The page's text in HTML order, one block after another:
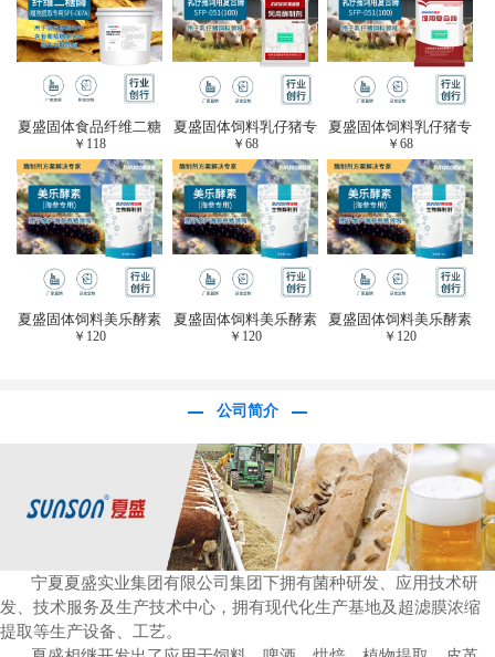
夏盛固体食品纤维二糖
酶(植物提取专用酶/用
于虎杖白藜芦醇提
取)FFG-0656
￥ 118
夏盛固体饲料乳仔猪专
用复合酶SFG-0932
￥ 68
夏盛固体饲料乳仔猪专
用复合酶SFG-0932
￥68
夏盛固体饲料美乐酵素
(水产海参海胆专
￥ 120
夏盛固体饲料美乐酵素
(水产海参海胆专
￥ 120
夏盛固体饲料美乐酵素
(水产海参海胆专
￥ 120
公司简介
宁夏夏盛实业集团有限公司集团下拥有菌种研发、应用技术研
发、技术服务及生产技术中心，拥有现代化生产基地及超滤膜浓缩
提取等生产设备、工艺。